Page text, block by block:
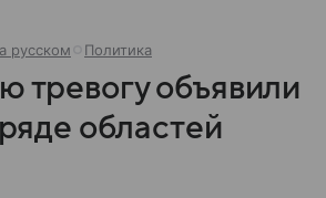
русском Политика
тревогу объявили
областей